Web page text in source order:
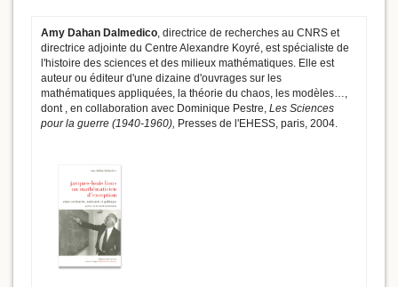
Amy Dahan Dalmedico, directrice de recherches au CNRS et
directrice adjointe du Centre Alexandre Koyré, est spécialiste de
l'histoire des sciences et des milieux mathématiques. Elle est
auteur ou éditeur d'une dizaine d'ouvrages sur les
mathématiques appliquées, la théorie du chaos, les modèles…,
dont , en collaboration avec Dominique Pestre, Les Sciences
pour la guerre (1940-1960), Presses de l'EHESS, paris, 2004.